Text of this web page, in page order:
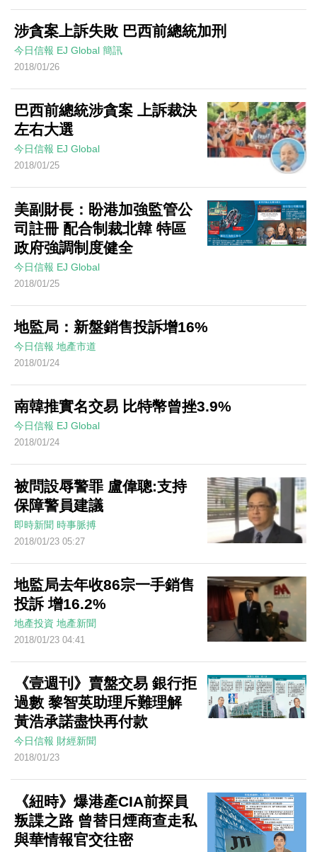
涉貪案上訴失敗 巴西前總統加刑
今日信報 EJ Global 簡訊
2018/01/26
巴西前總統涉貪案 上訴裁決
左右大選
今日信報 EJ Global
2018/01/25
美副財長：盼港加強監管公
司註冊 配合制裁北韓 特區
政府強調制度健全
今日信報 EJ Global
2018/01/25
地監局：新盤銷售投訴增16%
今日信報 地產市道
2018/01/24
南韓推實名交易 比特幣曾挫3.9%
今日信報 EJ Global
2018/01/24
被問設辱警罪 盧偉聰:支持
保障警員建議
即時新聞 時事脈搏
2018/01/23 05:27
地監局去年收86宗一手銷售
投訴 增16.2%
地產投資 地產新聞
2018/01/23 04:41
《壹週刊》賣盤交易 銀行拒
過數 黎智英助理斥難理解
黃浩承諾盡快再付款
今日信報 財經新聞
2018/01/23
《紐時》爆港產CIA前探員
叛諜之路 曾替日煙商查走私
與華情報官交往密